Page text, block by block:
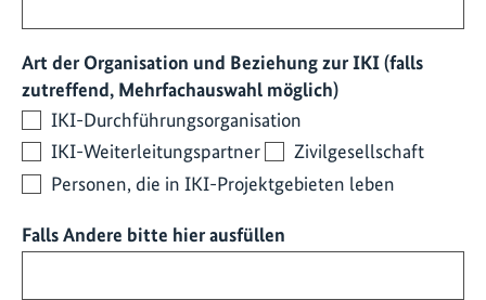
Art der Organisation und Beziehung zur IKI (falls
zutreffend, Mehrfachauswahl möglich)
IKI-Durchführungsorganisation
IKI-Weiterleitungspartner
Zivilgesellschaft
Personen, die in IKI-Projektgebieten leben
Falls Andere bitte hier ausfüllen